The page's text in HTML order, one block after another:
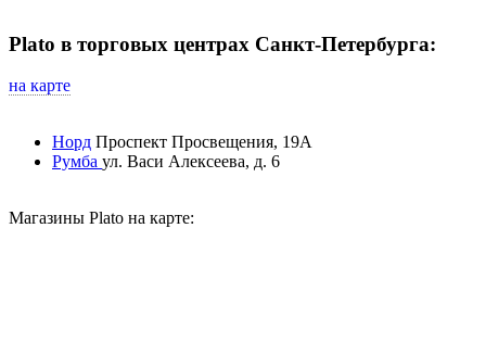
Plato в торговых центрах Санкт-Петербурга:
на карте
Норд Проспект Просвещения, 19А
Румба ул. Васи Алексеева, д. 6
Магазины Plato на карте: